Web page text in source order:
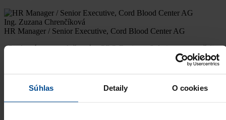
Súhlas Detaily O cookies
Ing. Zuzana Chrenčíková
HR Manager / Senior Executive, Cord Blood Center AG
,,Spoluprácu so spoločnosťou PRO Business Solutions sme začali
na základe odporúčania a musím priznať, že všetky superlatívy sa
Úspešne obsadené pozície:
Sales Engineer, Project Support, Technicko - obchodný zástupca,
CAD junior, Fina…